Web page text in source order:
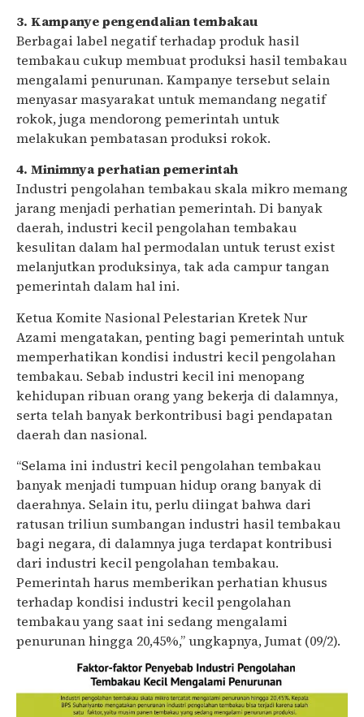
3. Kampanye pengendalian tembakau
Berbagai label negatif terhadap produk hasil
tembakau cukup membuat produksi hasil tembakau
mengalami penurunan. Kampanye tersebut selain
menyasar masyarakat untuk memandang negatif
rokok, juga mendorong pemerintah untuk
melakukan pembatasan produksi rokok.
4. Minimnya perhatian pemerintah
Industri pengolahan tembakau skala mikro memang
jarang menjadi perhatian pemerintah. Di banyak
daerah, industri kecil pengolahan tembakau
kesulitan dalam hal permodalan untuk terust exist
melanjutkan produksinya, tak ada campur tangan
pemerintah dalam hal ini.
Ketua Komite Nasional Pelestarian Kretek Nur
Azami mengatakan, penting bagi pemerintah untuk
memperhatikan kondisi industri kecil pengolahan
tembakau. Sebab industri kecil ini menopang
kehidupan ribuan orang yang bekerja di dalamnya,
serta telah banyak berkontribusi bagi pendapatan
daerah dan nasional.
“Selama ini industri kecil pengolahan tembakau
banyak menjadi tumpuan hidup orang banyak di
daerahnya. Selain itu, perlu diingat bahwa dari
ratusan triliun sumbangan industri hasil tembakau
bagi negara, di dalamnya juga terdapat kontribusi
dari industri kecil pengolahan tembakau.
Pemerintah harus memberikan perhatian khusus
terhadap kondisi industri kecil pengolahan
tembakau yang saat ini sedang mengalami
penurunan hingga 20,45%,” ungkapnya, Jumat (09/2).